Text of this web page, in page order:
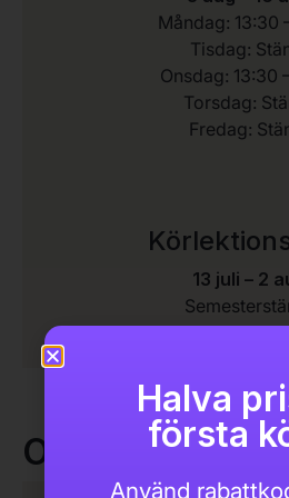
Måndag: 13:30
Tisdag:
Onsdag: 13:30
Torsdag:
Fredag:
13 juli – 2
Ordinarie
Halva
första
Använd